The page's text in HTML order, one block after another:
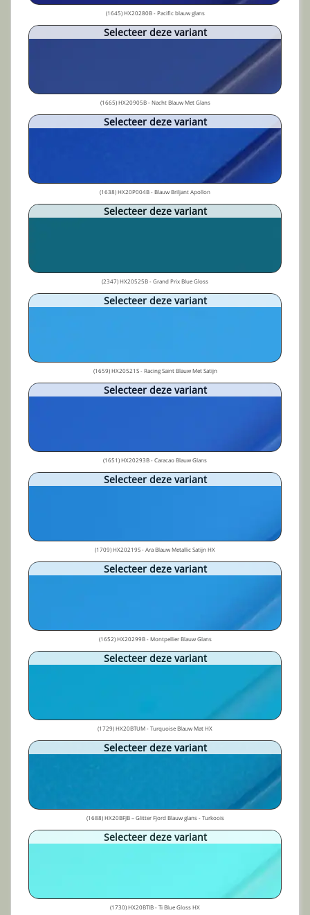
(1645) HX20280B - Pacific blauw glans
Selecteer deze variant
(1665) HX20905B - Nacht Blauw Met Glans
Selecteer deze variant
(1638) HX20P004B - Blauw Briljant Apollon
Selecteer deze variant
(2347) HX20525B - Grand Prix Blue Gloss
Selecteer deze variant
(1659) HX20521S - Racing Saint Blauw Met Satijn
Selecteer deze variant
(1651) HX20293B - Caracao Blauw Glans
Selecteer deze variant
(1709) HX20219S - Ara Blauw Metallic Satijn HX
Selecteer deze variant
(1652) HX20299B - Montpellier Blauw Glans
Selecteer deze variant
(1729) HX20BTUM - Turquoise Blauw Mat HX
Selecteer deze variant
(1688) HX20BFJB – Glitter Fjord Blauw glans - Turkoois
Selecteer deze variant
(1730) HX20BTIB - Ti Blue Gloss HX